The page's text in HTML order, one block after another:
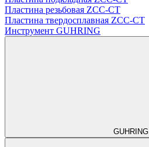
Пластина резьбовая ZCC-CT
Пластина твердосплавная ZCC-CT
Инструмент GUHRING
GUHRING